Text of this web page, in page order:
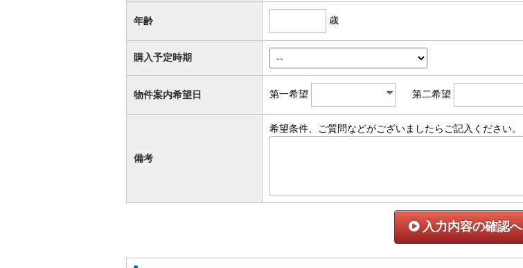
年齢 歳
購入予定時期
物件案内希望日 第一希望 第二希望
備考
希望条件、ご質問などがございましたらご記入ください。
入力内容の確認へ